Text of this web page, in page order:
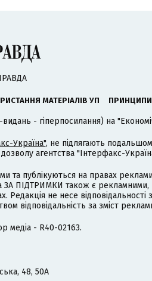
МАТЕРІАЛІВ УП ПРИНЦИПИ
- гіперпосилання) на
Україна", не підлягають
агентства "Інтерфакс-
публікуються на правах
ЗА ПІДТРИМКИ також є рекламними,
Редакція не несе відповідальності
відповідальність за зміст
медіа - R40-02163.
48, 50А